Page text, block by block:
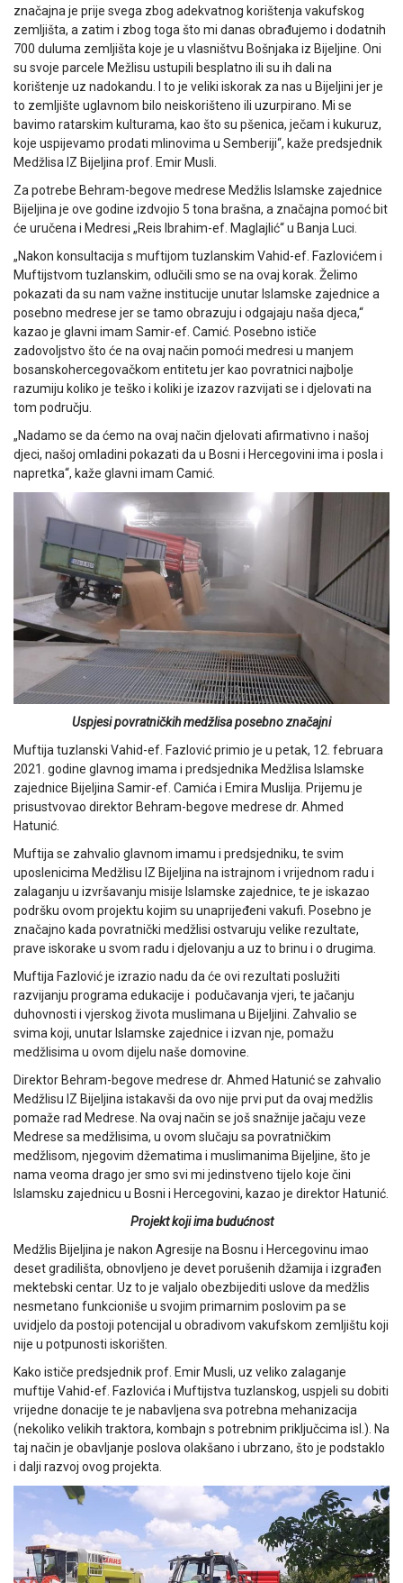
značajna je prije svega zbog adekvatnog korištenja vakufskog
zemljišta, a zatim i zbog toga što mi danas obrađujemo i dodatnih
700 duluma zemljišta koje je u vlasništvu Bošnjaka iz Bijeljine. Oni
su svoje parcele Mežlisu ustupili besplatno ili su ih dali na
korištenje uz nadokandu. I to je veliki iskorak za nas u Bijeljini jer je
to zemljište uglavnom bilo neiskorišteno ili uzurpirano. Mi se
bavimo ratarskim kulturama, kao što su pšenica, ječam i kukuruz,
koje uspijevamo prodati mlinovima u Semberiji“, kaže predsjednik
Medžlisa IZ Bijeljina prof. Emir Musli.
Za potrebe Behram-begove medrese Medžlis Islamske zajednice
Bijeljina je ove godine izdvojio 5 tona brašna, a značajna pomoć bit
će uručena i Medresi „Reis Ibrahim-ef. Maglajlić“ u Banja Luci.
„Nakon konsultacija s muftijom tuzlanskim Vahid-ef. Fazlovićem i
Muftijstvom tuzlanskim, odlučili smo se na ovaj korak. Želimo
pokazati da su nam važne institucije unutar Islamske zajednice a
posebno medrese jer se tamo obrazuju i odgajaju naša djeca,“
kazao je glavni imam Samir-ef. Camić. Posebno ističe
zadovoljstvo što će na ovaj način pomoći medresi u manjem
bosanskohercegovačkom entitetu jer kao povratnici najbolje
razumiju koliko je teško i koliki je izazov razvijati se i djelovati na
tom području.
„Nadamo se da ćemo na ovaj način djelovati afirmativno i našoj
djeci, našoj omladini pokazati da u Bosni i Hercegovini ima i posla i
napretka“, kaže glavni imam Camić.
Uspjesi povratničkih medžlisa posebno značajni
Muftija tuzlanski Vahid-ef. Fazlović primio je u petak, 12. februara
2021. godine glavnog imama i predsjednika Medžlisa Islamske
zajednice Bijeljina Samir-ef. Camića i Emira Muslija. Prijemu je
prisustvovao direktor Behram-begove medrese dr. Ahmed
Hatunić.
Muftija se zahvalio glavnom imamu i predsjedniku, te svim
uposlenicima Medžlisu IZ Bijeljina na istrajnom i vrijednom radu i
zalaganju u izvršavanju misije Islamske zajednice, te je iskazao
podršku ovom projektu kojim su unaprijeđeni vakufi. Posebno je
značajno kada povratnički medžlisi ostvaruju velike rezultate,
prave iskorake u svom radu i djelovanju a uz to brinu i o drugima.
Muftija Fazlović je izrazio nadu da će ovi rezultati poslužiti
razvijanju programa edukacije i podučavanja vjeri, te jačanju
duhovnosti i vjerskog života muslimana u Bijeljini. Zahvalio se
svima koji, unutar Islamske zajednice i izvan nje, pomažu
medžlisima u ovom dijelu naše domovine.
Direktor Behram-begove medrese dr. Ahmed Hatunić se zahvalio
Medžlisu IZ Bijeljina istakavši da ovo nije prvi put da ovaj medžlis
pomaže rad Medrese. Na ovaj način se još snažnije jačaju veze
Medrese sa medžlisima, u ovom slučaju sa povratničkim
medžlisom, njegovim džematima i muslimanima Bijeljine, što je
nama veoma drago jer smo svi mi jedinstveno tijelo koje čini
Islamsku zajednicu u Bosni i Hercegovini, kazao je direktor Hatunić.
Projekt koji ima budućnost
Medžlis Bijeljina je nakon Agresije na Bosnu i Hercegovinu imao
deset gradilišta, obnovljeno je devet porušenih džamija i izgrađen
mektebski centar. Uz to je valjalo obezbijediti uslove da medžlis
nesmetano funkcioniše u svojim primarnim poslovim pa se
uvidjelo da postoji potencijal u obradivom vakufskom zemljištu koji
nije u potpunosti iskorišten.
Kako ističe predsjednik prof. Emir Musli, uz veliko zalaganje
muftije Vahid-ef. Fazlovića i Muftijstva tuzlanskog, uspjeli su dobiti
vrijedne donacije te je nabavljena sva potrebna mehanizacija
(nekoliko velikih traktora, kombajn s potrebnim priključcima isl.). Na
taj način je obavljanje poslova olakšano i ubrzano, što je podstaklo
i dalji razvoj ovog projekta.